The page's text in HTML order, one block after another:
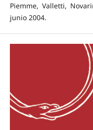
Piemme, Valletti,
junio 2004.